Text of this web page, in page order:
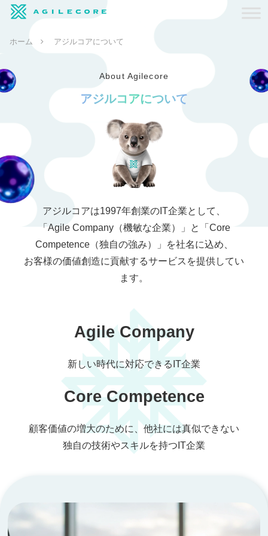
ホーム アジルコアについて
About Agilecore
アジルコアについて
アジルコアは1997年創業のIT企業として、
「Agile Company（機敏な企業）」と「Core
Competence（独自の強み）」を社名に込め、
お客様の価値創造に貢献するサービスを提供してい
ます。
Agile Company
新しい時代に対応できるIT企業
Core Competence
顧客価値の増大のために、他社には真似できない
独自の技術やスキルを持つIT企業